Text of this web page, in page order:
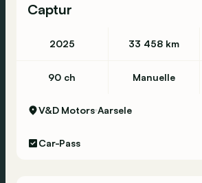
Captur
2025 33 458 km
90 ch Manuelle
V&D Motors Aarsele
Car-Pass